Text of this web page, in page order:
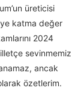
üreticisi
katma değer
2024
sevinmemiz
ancak
özetlerim.